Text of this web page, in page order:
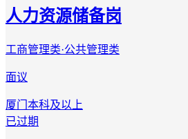
人力资源储备岗
工商管理类·公共管理类
面议
厦门 本科及以上
已过期